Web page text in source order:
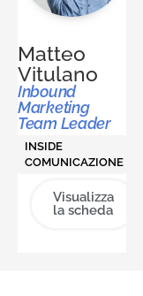
Matteo
Vitulano
Inbound
Marketing
Team Leader
INSIDE
COMUNICAZIONE
Visualizza
la scheda